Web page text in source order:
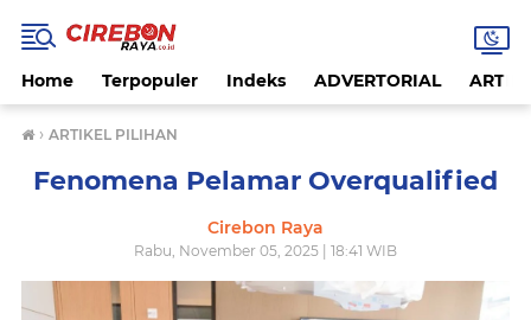
Home Terpopuler Indeks ADVERTORIAL
› ARTIKEL PILIHAN
Fenomena Pelamar Overqualified
Cirebon Raya
Rabu, November 05, 2025 | 18:41 WIB